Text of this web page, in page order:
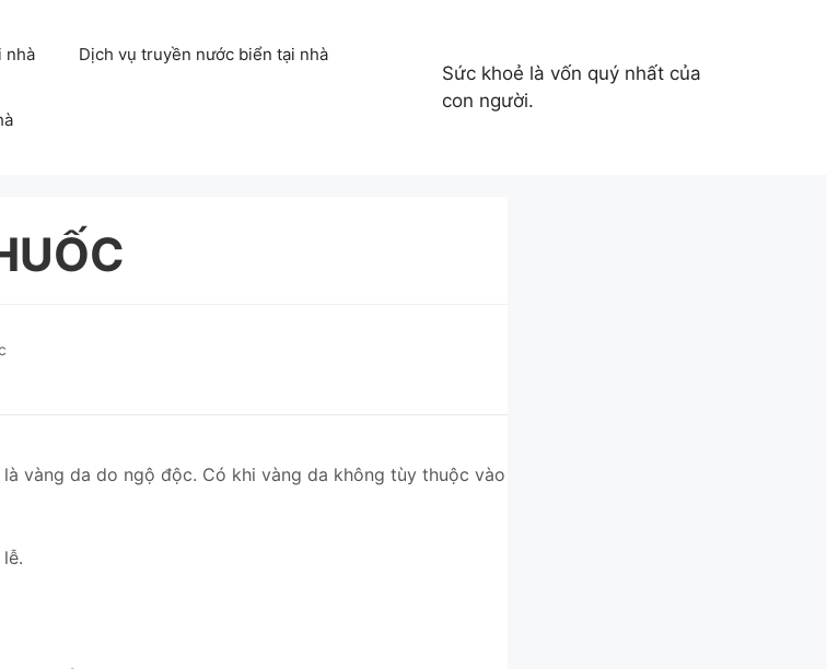
nhà Dịch vụ truyền nước biển tại nhà
Sức khoẻ là vốn quý nhất của
con người.
vàng da do ngộ độc. Có khi vàng da không tùy thuộc vào